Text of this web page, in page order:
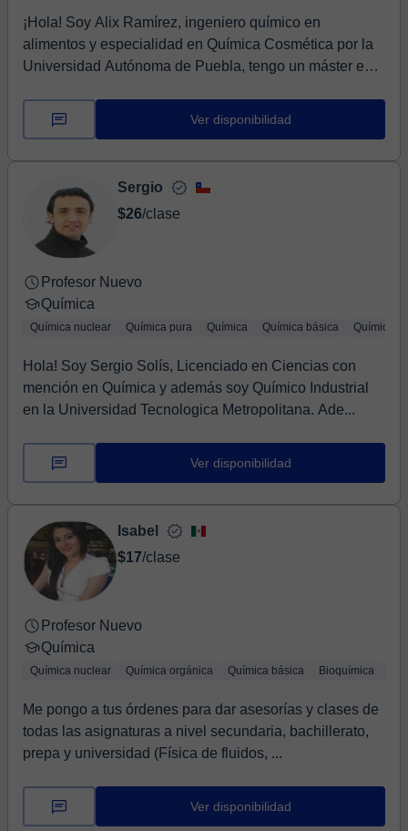
¡Hola! Soy Alix Ramírez, ingeniero químico en
alimentos y especialidad en Química Cosmética por la
Universidad Autónoma de Puebla, tengo un máster en
Ver disponibilidad
Sergio
$26/clase
Profesor Nuevo
Química
Química nuclear Química pura Química Química básica Química
Hola! Soy Sergio Solís, Licenciado en Ciencias con
mención en Química y además soy Químico Industrial
en la Universidad Tecnologica Metropolitana. Ade...
Ver disponibilidad
Isabel
$17/clase
Profesor Nuevo
Química
Química nuclear Química orgánica Química básica Bioquímica
Me pongo a tus órdenes para dar asesorías y clases de
todas las asignaturas a nivel secundaria, bachillerato,
prepa y universidad (Física de fluidos, ...
Ver disponibilidad